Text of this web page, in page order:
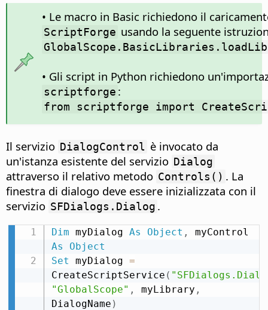
• Le macro in Basic richiedono il
ScriptForge usando la seguente
• Gli script in Python richiedono
scriptforge :
from scriptforge import
Il servizio DialogControl è invocato da
un'istanza esistente del servizio Dialog
attraverso il relativo metodo Controls() . La
finestra di dialogo deve essere inizializzata con il
servizio SFDialogs.Dialog .
Dim myDialog As Object ,
As
Object
Set myDialog =
CreateScriptService (
"GlobalScope" , myLibrary ,
DialogName )